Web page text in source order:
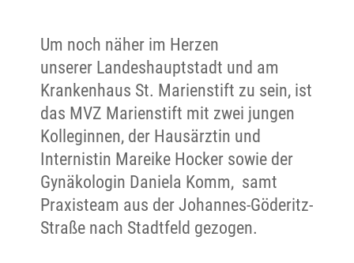
Um noch näher im Herzen
unserer Landeshauptstadt und am
Krankenhaus St. Marienstift zu sein, ist
das MVZ Marienstift mit zwei jungen
Kolleginnen, der Hausärztin und
Internistin Mareike Hocker sowie der
Gynäkologin Daniela Komm, samt
Praxisteam aus der Johannes-Göderitz-
Straße nach Stadtfeld gezogen.